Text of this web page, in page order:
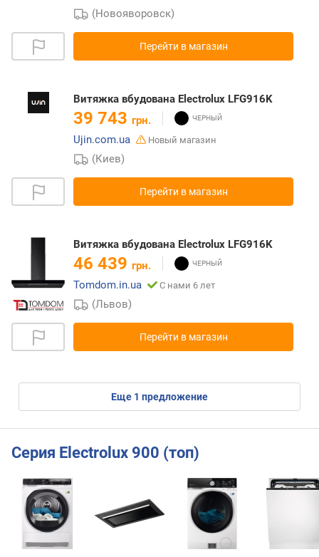
(Новояворовск)
Перейти в магазин
Витяжка вбудована Electrolux LFG916K
39 743 грн.
Ujin.com.ua
Новый магазин
(Киев)
Перейти в магазин
Витяжка вбудована Electrolux LFG916K
46 439 грн.
Tomdom.in.ua
С нами 6 лет
(Львов)
Перейти в магазин
eще 1 предложение
Серия Electrolux 900 (топ)